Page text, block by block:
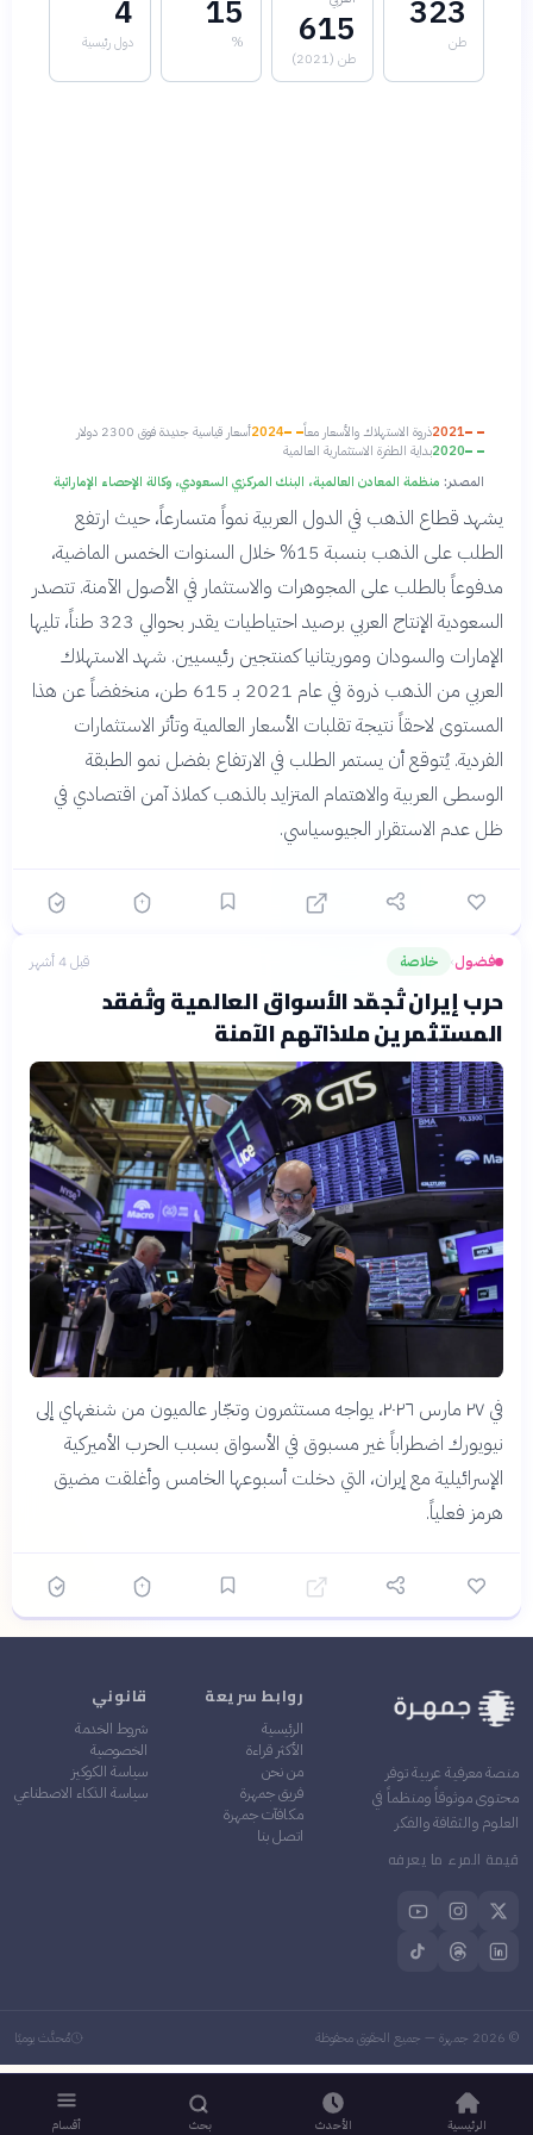
323
طن 615
طن (2021)
15
%
4
دول رئيسية
2021ذروة الاستهلاك والأسعار معاً 2024أسعار قياسية جديدة فوق 2300 دولار
2020بداية الطفرة الاستثمارية العالمية
المصدر: منظمة المعادن العالمية، البنك المركزي السعودي، وكالة الإحصاء الإماراتية
يشهد قطاع الذهب في الدول العربية نمواً متسارعاً، حيث ارتفع
الطلب على الذهب بنسبة 15% خلال السنوات الخمس الماضية،
مدفوعاً بالطلب على المجوهرات والاستثمار في الأصول الآمنة. تتصدر
السعودية الإنتاج العربي برصيد احتياطيات يقدر بحوالي 323 طناً، تليها
الإمارات والسودان وموريتانيا كمنتجين رئيسيين. شهد الاستهلاك
العربي من الذهب ذروة في عام 2021 بـ 615 طن، منخفضاً عن هذا
المستوى لاحقاً نتيجة تقلبات الأسعار العالمية وتأثر الاستثمارات
الفردية. يُتوقع أن يستمر الطلب في الارتفاع بفضل نمو الطبقة
الوسطى العربية والاهتمام المتزايد بالذهب كملاذ آمن اقتصادي في
ظل عدم الاستقرار الجيوسياسي.
فضول› خلاصة قبل 4 أشهر
حرب إيران تُجمّد الأسواق العالمية وتُفقد
المستثمرين ملاذاتهم الآمنة
في ٢٧ مارس ٢٠٢٦، يواجه مستثمرون وتجّار عالميون من شنغهاي إلى
نيويورك اضطراباً غير مسبوق في الأسواق بسبب الحرب الأميركية
الإسرائيلية مع إيران، التي دخلت أسبوعها الخامس وأغلقت مضيق
هرمز فعلياً.
منصة معرفية عربية توفر
محتوى موثوقاً ومنظماً في
العلوم والثقافة والفكر
قيمة المرء ما يعرفه
روابط سريعة
الرئيسية
الأكثر قراءة
من نحن
فريق جمهرة
مكافآت جمهرة
اتصل بنا
قانوني
شروط الخدمة
الخصوصية
سياسة الكوكيز
سياسة الذكاء الاصطناعي
©
2026 جمهرة — جميع الحقوق محفوظة مُحدَّث يوميًا
الرئيسية الأحدث بحث أقسام